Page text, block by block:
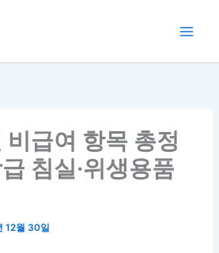
비급여 항목 총정
침실·위생용품
12월 30일